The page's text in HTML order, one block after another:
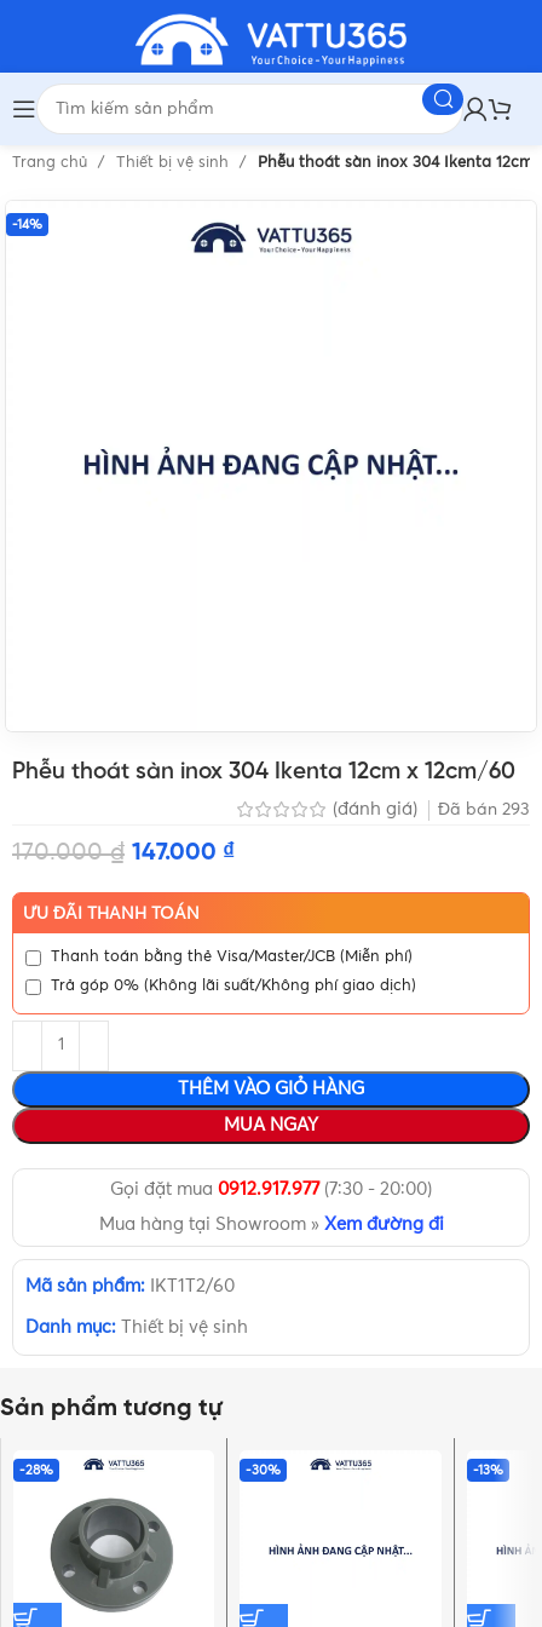
Trang chủ Thiết bị vệ sinh Phễu thoát sàn inox 304 Ikenta 12cm
-14%
Phễu thoát sàn inox 304 Ikenta 12cm x 12cm/60
(đánh giá) Đã bán 293
170.000₫ 147.000 ₫
ƯU ĐÃI THANH TOÁN
Thanh toán bằng thẻ Visa/Master/JCB (Miễn phí)
Trả góp 0% (Không lãi suất/Không phí giao dịch)
THÊM VÀO GIỎ HÀNG
MUA NGAY
Gọi đặt mua 0912.917.977(7:30 - 20:00)
Mua hàng tại Showroom » Xem đường đi
Mã sản phẩm: IKT1T2/60
Danh mục: Thiết bị vệ sinh
Sản phẩm tương tự
-28% -30% -13%